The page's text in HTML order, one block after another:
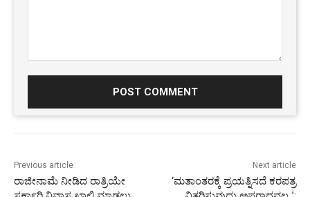
Previous article
ರಾಜೀನಾಮೆ ನೀಡಿದ ರಾತ್ರಿಯೇ
Next article
‘ಮತಾಂತರಕ್ಕೆ ಪ್ರಯತ್ನಿಸದೆ ಕರಪತ್ರ